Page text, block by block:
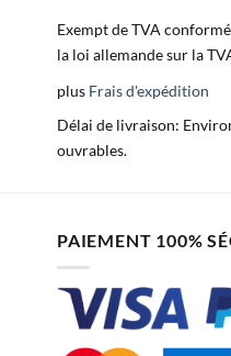
Exempt de TVA
la loi allemande sur la
plus Frais d'expédition
Délai de livraison:
ouvrables.
PAIEMENT 100%